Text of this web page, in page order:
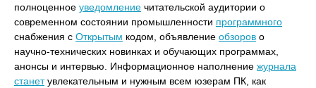
полноценное уведомление читательской аудитории о
современном состоянии промышленности программного
снабжения с Открытым кодом, объявление обзоров о
научно-технических новинках и обучающих программах,
анонсы и интервью. Информационное наполнение журнала
станетувлекательным и нужным всем юзерам ПК, как